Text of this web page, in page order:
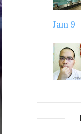
Jam 9